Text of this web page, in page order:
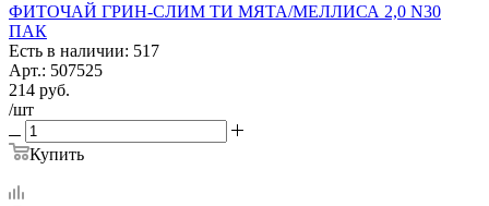
ФИТОЧАЙ ГРИН-СЛИМ ТИ МЯТА/МЕЛЛИСА 2,0 N30
ПАК
Есть в наличии: 517
Арт.: 507525
214 руб.
/шт
Купить